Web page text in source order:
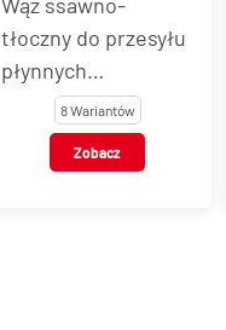
tłoczny do przesyłu
płynnych
chemikaliów CHEM
STAR UPE/SD
8 Wariantów
Zobacz